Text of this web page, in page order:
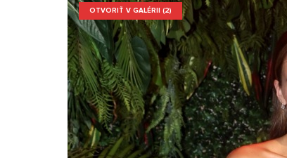
OTVORIŤ V GALÉRII (2)